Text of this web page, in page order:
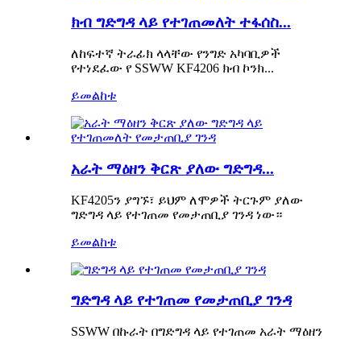
ክብ ግድግዳ ላይ የተገጠመለት ተፋሰስ...
ለከፍተኛ ትራፊክ ላላቸው የንግድ አካባቢዎች
የተነደፈው የ SSWW KF4206 ክብ ኮንክ...
ይመልከቱ
አራት ማዕዘን ቅርጽ ያለው ግድግዳ...
KF4205ን ያግኙ፣ ይህም ለሞዎች ትርጉም ያለው
ግድግዳ ላይ የተገጠመ የመታጠቢያ ገንዳ ነው።
ይመልከቱ
ግድግዳ ላይ የተገጠመ የመታጠቢያ ገንዳ
SSWW በኩራት በግድግዳ ላይ የተገጠመ አራት ማዕዘን